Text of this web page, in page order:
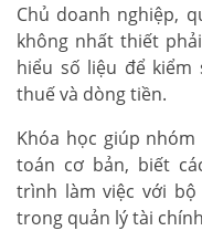
Chủ doanh nghiệp,
không nhất thiết
hiểu số liệu để
thuế và dòng tiền.
Khóa học giúp
toán cơ bản, biết
trình làm việc với
trong quản lý tài